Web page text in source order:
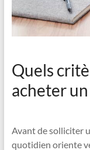
Quels
acheter
Avant de solliciter
quotidien oriente